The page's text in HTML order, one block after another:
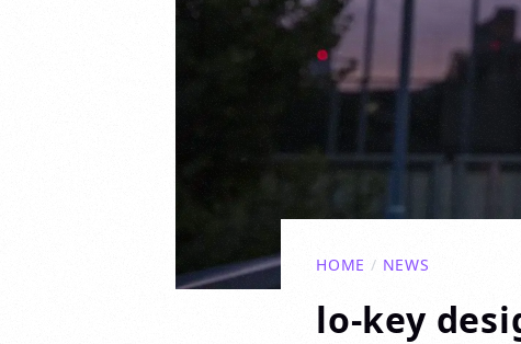
HOME / NEWS
lo-key